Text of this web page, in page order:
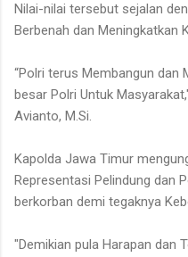
Nilai-nilai tersebut sejalan
Berbenah dan Meningkatkan
“Polri terus Membangun dan
besar Polri Untuk
Avianto, M.Si.
Kapolda Jawa Timur
Representasi Pelindung dan
berkorban demi tegaknya
"Demikian pula Harapan dan